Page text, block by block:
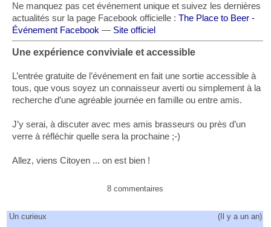
Ne manquez pas cet événement unique et suivez les dernières
actualités sur la page Facebook officielle : The Place to Beer -
Événement Facebook — Site officiel
Une expérience conviviale et accessible
L’entrée gratuite de l’événement en fait une sortie accessible à
tous, que vous soyez un connaisseur averti ou simplement à la
recherche d’une agréable journée en famille ou entre amis.
J’y serai, à discuter avec mes amis brasseurs ou près d’un
verre à réfléchir quelle sera la prochaine ;-)
Allez, viens Citoyen ... on est bien !
8 commentaires
Un curieux ( Il y a un an)